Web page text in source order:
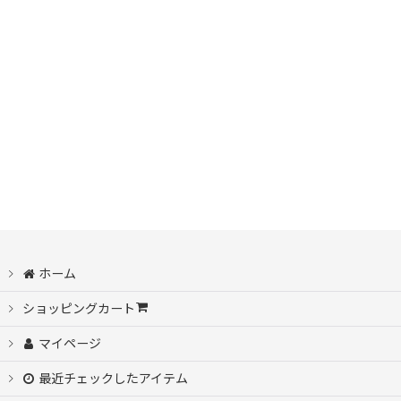
ホーム
ショッピングカート
マイページ
最近チェックしたアイテム